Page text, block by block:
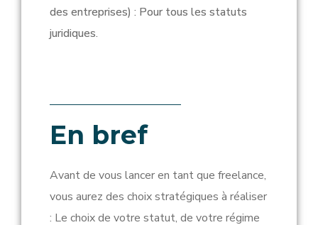
des entreprises) : Pour tous les statuts
juridiques.
En bref
Avant de vous lancer en tant que freelance,
vous aurez des choix stratégiques à réaliser
: Le choix de votre statut, de votre régime